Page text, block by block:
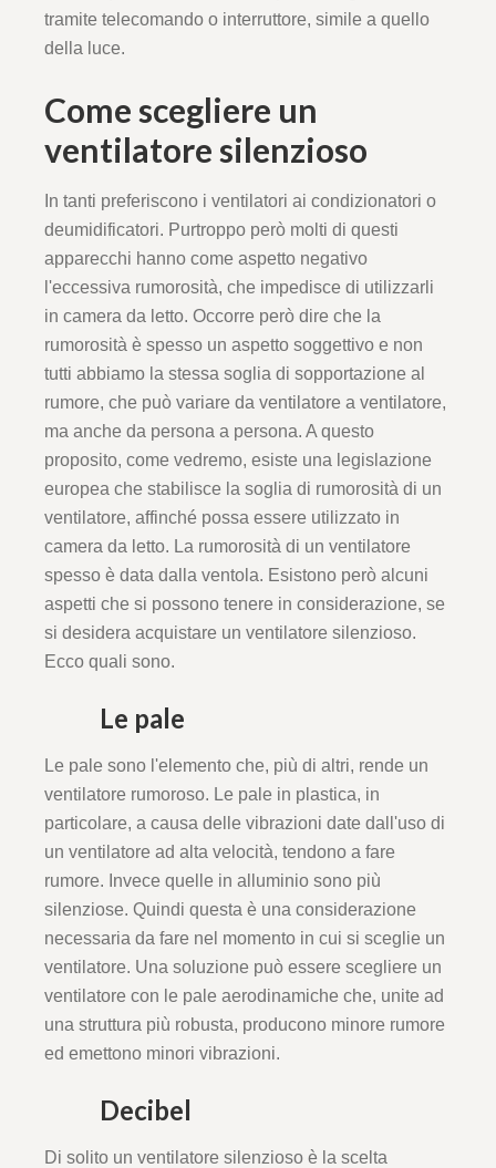
tramite telecomando o interruttore, simile a quello
della luce.
Come scegliere un
ventilatore silenzioso
In tanti preferiscono i ventilatori ai condizionatori o
deumidificatori. Purtroppo però molti di questi
apparecchi hanno come aspetto negativo
l'eccessiva rumorosità, che impedisce di utilizzarli
in camera da letto. Occorre però dire che la
rumorosità è spesso un aspetto soggettivo e non
tutti abbiamo la stessa soglia di sopportazione al
rumore, che può variare da ventilatore a ventilatore,
ma anche da persona a persona. A questo
proposito, come vedremo, esiste una legislazione
europea che stabilisce la soglia di rumorosità di un
ventilatore, affinché possa essere utilizzato in
camera da letto. La rumorosità di un ventilatore
spesso è data dalla ventola. Esistono però alcuni
aspetti che si possono tenere in considerazione, se
si desidera acquistare un ventilatore silenzioso.
Ecco quali sono.
Le pale
Le pale sono l'elemento che, più di altri, rende un
ventilatore rumoroso. Le pale in plastica, in
particolare, a causa delle vibrazioni date dall'uso di
un ventilatore ad alta velocità, tendono a fare
rumore. Invece quelle in alluminio sono più
silenziose. Quindi questa è una considerazione
necessaria da fare nel momento in cui si sceglie un
ventilatore. Una soluzione può essere scegliere un
ventilatore con le pale aerodinamiche che, unite ad
una struttura più robusta, producono minore rumore
ed emettono minori vibrazioni.
Decibel
Di solito un ventilatore silenzioso è la scelta